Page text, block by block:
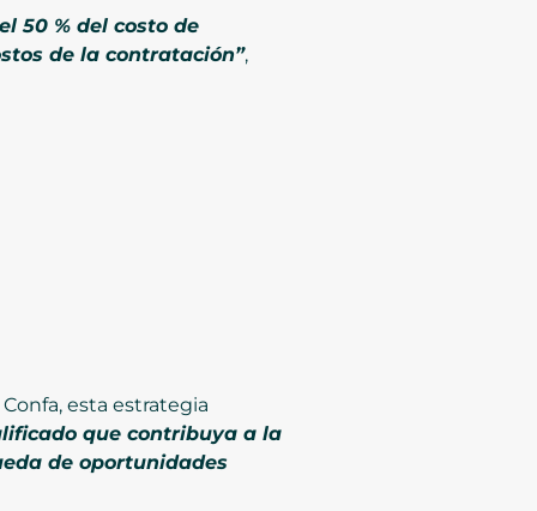
50 % del costo de
de la contratación”,
esta estrategia
que contribuya a la
de oportunidades